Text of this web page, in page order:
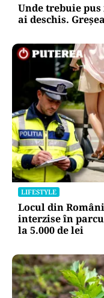
Unde trebuie
ai deschis.
LIFESTYLE
Locul din
interzise în
la 5.000 de lei